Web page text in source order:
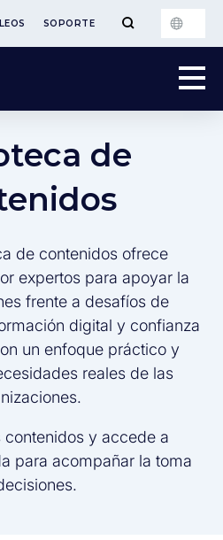
SOPORTE
de
de contenidos ofrece
expertos para apoyar la
frente a desafíos de
digital y confianza
un enfoque práctico y
reales de las
contenidos y accede a
para acompañar la toma